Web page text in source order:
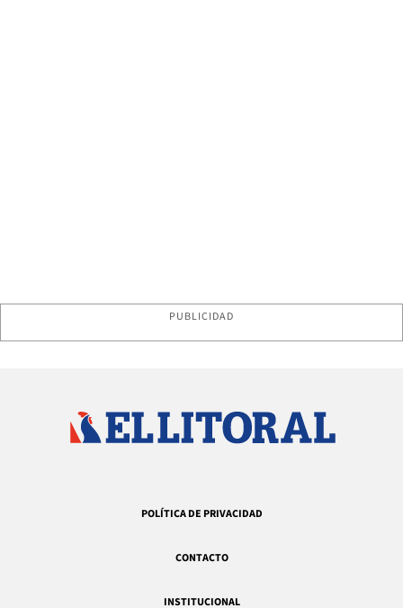
PUBLICIDAD
POLÍTICA DE PRIVACIDAD
CONTACTO
INSTITUCIONAL